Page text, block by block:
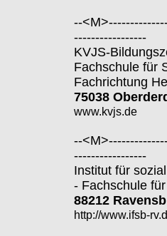
--
-----------------
KVJS-
Fachschule für
Fachrichtung
75038
www.kvjs.de
--
-----------------
Institut für
- Fachschule
88212
http://www.ifsb-